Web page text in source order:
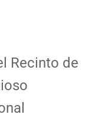
Recinto de